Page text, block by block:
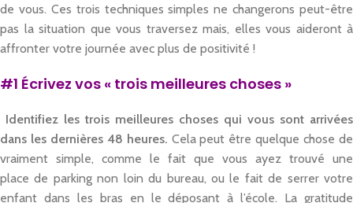
de vous. Ces trois techniques simplesne changerons peut-être
pas la situation que vous traversez mais, elles vous aideront à
affronter votre journée avec plus de positivité !
#1 Écrivez vos « trois meilleures choses »
Identifiez les trois meilleures choses qui vous sont arrivées
dans les dernières 48 heures. Cela peut être quelque chose de
vraiment simple, comme le fait que vous ayez trouvé une
place de parking non loin du bureau, ou le fait de serrervotre
enfant dans les bras en le déposant à l’école. La gratitude